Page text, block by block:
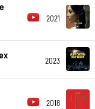
2021
2023
2018